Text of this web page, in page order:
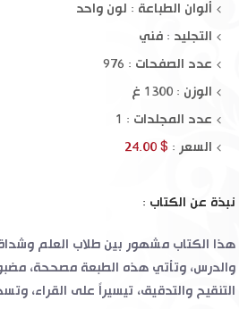
ألوان الطباعة : لون واحد
التجليد : فني
عدد الصفحات : 976
الوزن : 1300 غ
عدد المجلدات : 1
السعر : $ 24.00
نبذة عن الكتاب :
هذا الكتاب مشهور بين طلاب العلم
والدرس، وتأتي هذه الطبعة مصححة،
التنقيح والتدقيق، تيسيراً على القراء،